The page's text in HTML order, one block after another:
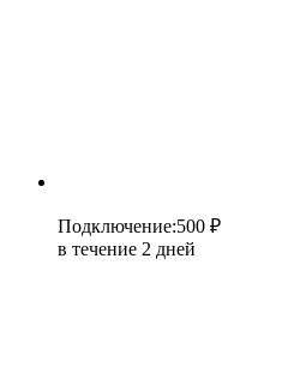
Подключение:500 ₽
в течение 2 дней